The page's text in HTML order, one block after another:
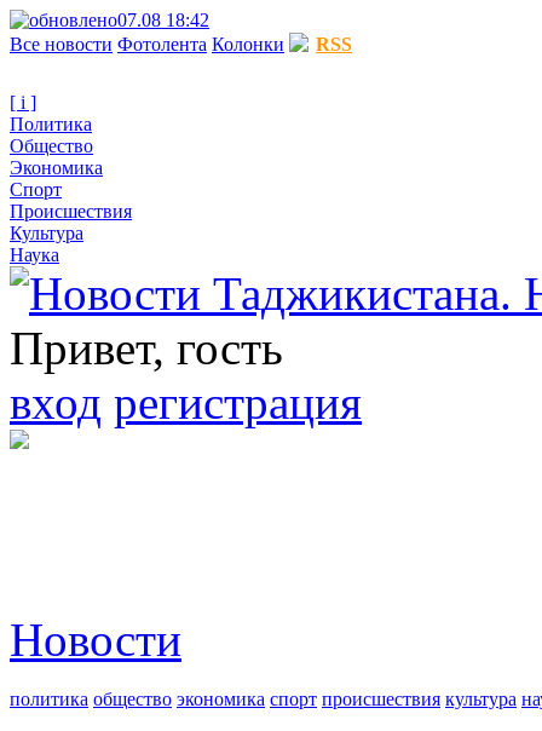
07.08 18:42
Все новости Фотолента Колонки RSS
[ i ]
Политика
Общество
Экономика
Спорт
Происшествия
Культура
Наука
Привет, гость
вход регистрация
Новости
политика общество экономика спорт происшествия культура